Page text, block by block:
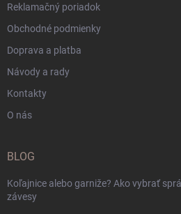
Reklamačný poriadok
Obchodné podmienky
Doprava a platba
Návody a rady
Kontakty
O nás
BLOG
Koľajnice alebo garniže? Ako vybrať
závesy